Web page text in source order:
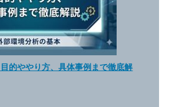
的ややり方、具体事例まで徹底解